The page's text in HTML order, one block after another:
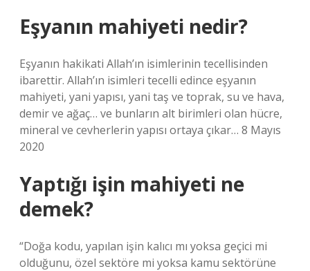
Eşyanın mahiyeti nedir?
Eşyanın hakikati Allah’ın isimlerinin tecellisinden
ibarettir. Allah’ın isimleri tecelli edince eşyanın
mahiyeti, yani yapısı, yani taş ve toprak, su ve hava,
demir ve ağaç… ve bunların alt birimleri olan hücre,
mineral ve cevherlerin yapısı ortaya çıkar… 8 Mayıs
2020
Yaptığı işin mahiyeti ne
demek?
“Doğa kodu, yapılan işin kalıcı mı yoksa geçici mi
olduğunu, özel sektöre mi yoksa kamu sektörüne